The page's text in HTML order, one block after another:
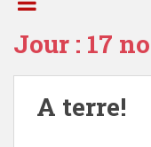
Jour : 17
A terre!